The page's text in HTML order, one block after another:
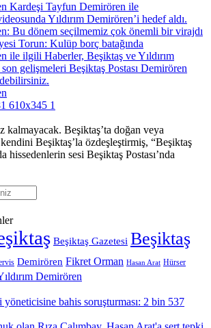
kalmayacak. Beşiktaş’ta doğan veya
Beşiktaş’la özdeşleştirmiş, “Beşiktaş
hissedenlerin sesi Beşiktaş Postası’nda
Beşiktaş Gazetesi Beşiktaş
Demirören Fikret Orman Hasan Arat Hürser
Demirören